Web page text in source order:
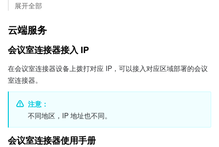
展开全部
云端服务
会议室连接器接入 IP
在会议室连接器设备上拨打对应 IP，可以接入对应区域部署的会议
室连接器。
注意：
不同地区，IP 地址也不同。
会议室连接器使用手册